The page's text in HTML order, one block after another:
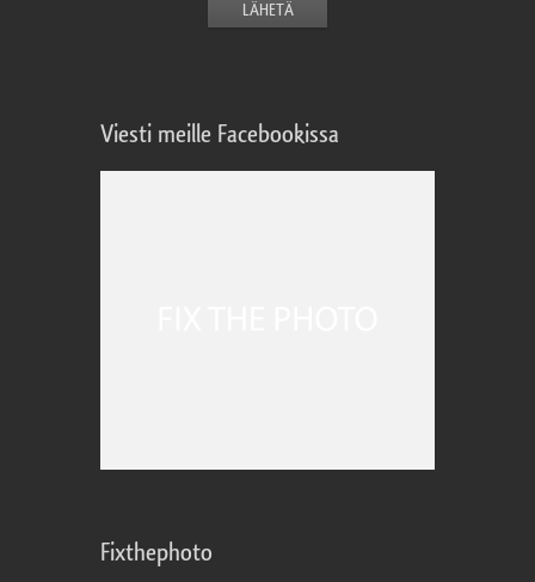
Viesti meille Facebookissa
Fixthephoto